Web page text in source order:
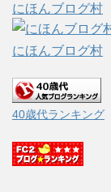
にほんブログ村
にほんブログ村
40歳代ランキング